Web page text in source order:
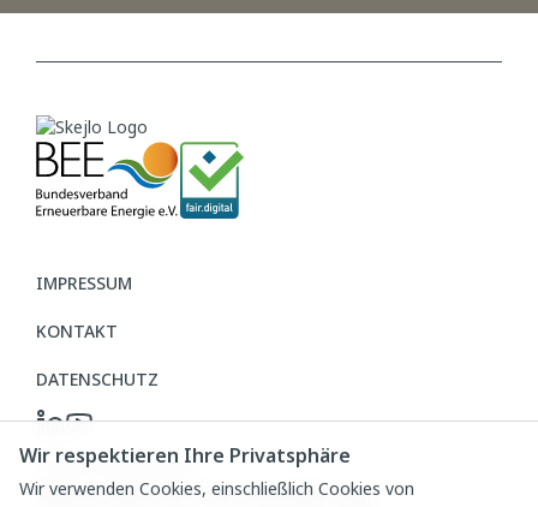
Wir respektieren Ihre Privatsphäre
Wir verwenden Cookies, einschließlich Cookies von
IMPRESSUM
KONTAKT
DATENSCHUTZ
Cookie-Einstellungen
Newsletter Anmeldung